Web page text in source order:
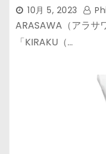
10月 5, 2023
ARASAWA（アラサ
「KIRAKU（…